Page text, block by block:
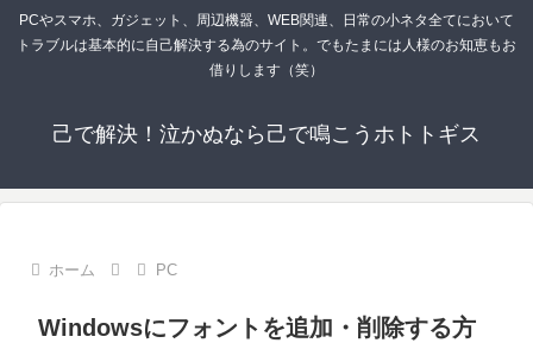
PCやスマホ、ガジェット、周辺機器、WEB関連、日常の小ネタ全てにおいて
トラブルは基本的に自己解決する為のサイト。でもたまには人様のお知恵もお
借りします（笑）
己で解決！泣かぬなら己で鳴こうホトトギス
ホーム PC
Windowsにフォントを追加・削除する方